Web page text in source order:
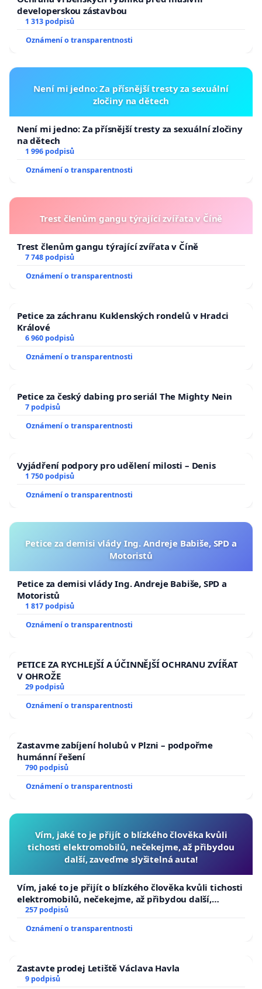
developerskou zástavbou
1 313 podpisů
Oznámení o transparentnosti
Není mi jedno: Za přísnější tresty za sexuální
zločiny na dětech
Není mi jedno: Za přísnější tresty za sexuální zločiny
na dětech
1 996 podpisů
Oznámení o transparentnosti
Trest členům gangu týrající zvířata v Číně
Trest členům gangu týrající zvířata v Číně
7 748 podpisů
Oznámení o transparentnosti
Petice za záchranu Kuklenských rondelů v Hradci
Králové
6 960 podpisů
Oznámení o transparentnosti
Petice za český dabing pro seriál The Mighty Nein
7 podpisů
Oznámení o transparentnosti
Vyjádření podpory pro udělení milosti – Denis
1 750 podpisů
Oznámení o transparentnosti
Petice za demisi vlády Ing. Andreje Babiše, SPD a
Motoristů
Petice za demisi vlády Ing. Andreje Babiše, SPD a
Motoristů
1 817 podpisů
Oznámení o transparentnosti
PETICE ZA RYCHLEJŠÍ A ÚČINNĚJŠÍ OCHRANU ZVÍŘAT
V OHROŽE
29 podpisů
Oznámení o transparentnosti
Zastavme zabíjení holubů v Plzni – podpořme
humánní řešení
790 podpisů
Oznámení o transparentnosti
Vím, jaké to je přijít o blízkého člověka kvůli
tichosti elektromobilů, nečekejme, až přibydou
další, zaveďme slyšitelná auta!
Vím, jaké to je přijít o blízkého člověka kvůli tichosti
elektromobilů, nečekejme, až přibydou další,
zaveďme slyšitelná auta!
257 podpisů
Oznámení o transparentnosti
Zastavte prodej Letiště Václava Havla
9 podpisů